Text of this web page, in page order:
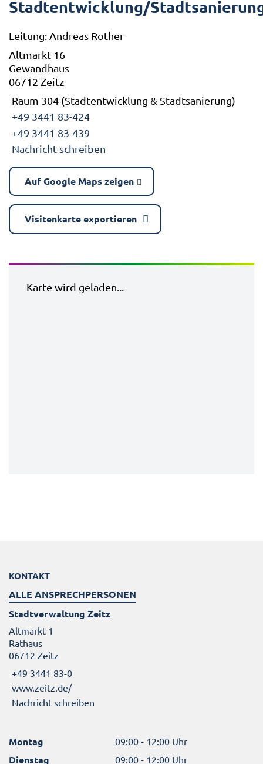
Stadtentwicklung/
Leitung: Andreas Rother
Altmarkt 16
Gewandhaus
06712 Zeitz
Raum 304 (Stadtentwicklung & Stadtsanierung)
+49 3441 83-424
+49 3441 83-439
Nachricht schreiben
Auf Google Maps zeigen
Visitenkarte exportieren
Karte wird geladen...
KONTAKT
ALLE ANSPRECHPERSONEN
Stadtverwaltung Zeitz
Altmarkt 1
Rathaus
06712 Zeitz
+49 3441 83-0
www.zeitz.de/
Nachricht schreiben
Montag 09:00 - 12:00 Uhr
Dienstag
09:00 - 12:00 Uhr